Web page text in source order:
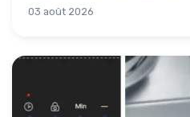
03 août 2026